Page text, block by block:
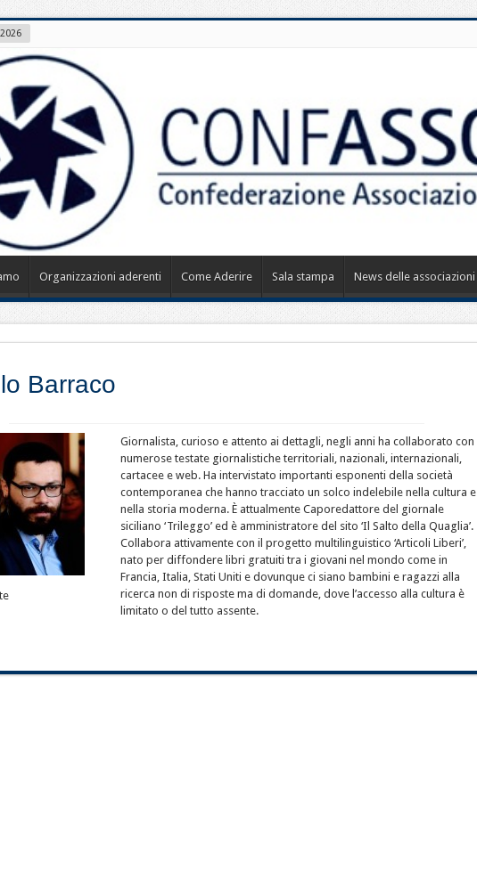
Organizzazioni aderenti Come Aderire Sala stampa News delle associazioni
Barraco
Giornalista, curioso e attento ai dettagli, negli anni ha collaborato con
numerose testate giornalistiche territoriali, nazionali, internazionali,
cartacee e web. Ha intervistato importanti esponenti della società
contemporanea che hanno tracciato un solco indelebile nella cultura e
nella storia moderna. È attualmente Caporedattore del giornale
siciliano ‘Trileggo’ ed è amministratore del sito ‘Il Salto della Quaglia’.
Collabora attivamente con il progetto multilinguistico ‘Articoli Liberi’,
nato per diffondere libri gratuiti tra i giovani nel mondo come in
Francia, Italia, Stati Uniti e dovunque ci siano bambini e ragazzi alla
ricerca non di risposte ma di domande, dove l’accesso alla cultura è
limitato o del tutto assente.